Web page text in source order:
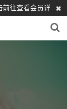
前往查看会员详